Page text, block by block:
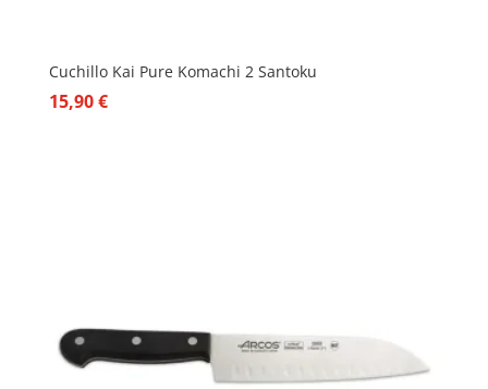
Cuchillo Kai Pure Komachi 2 Santoku
15,90€